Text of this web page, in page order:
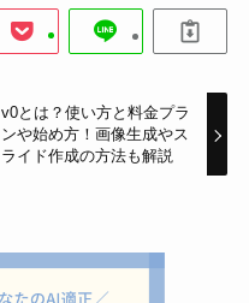
v0とは？使い方と料金プラ
ンや始め方！画像生成やス
ライド作成の方法も解説